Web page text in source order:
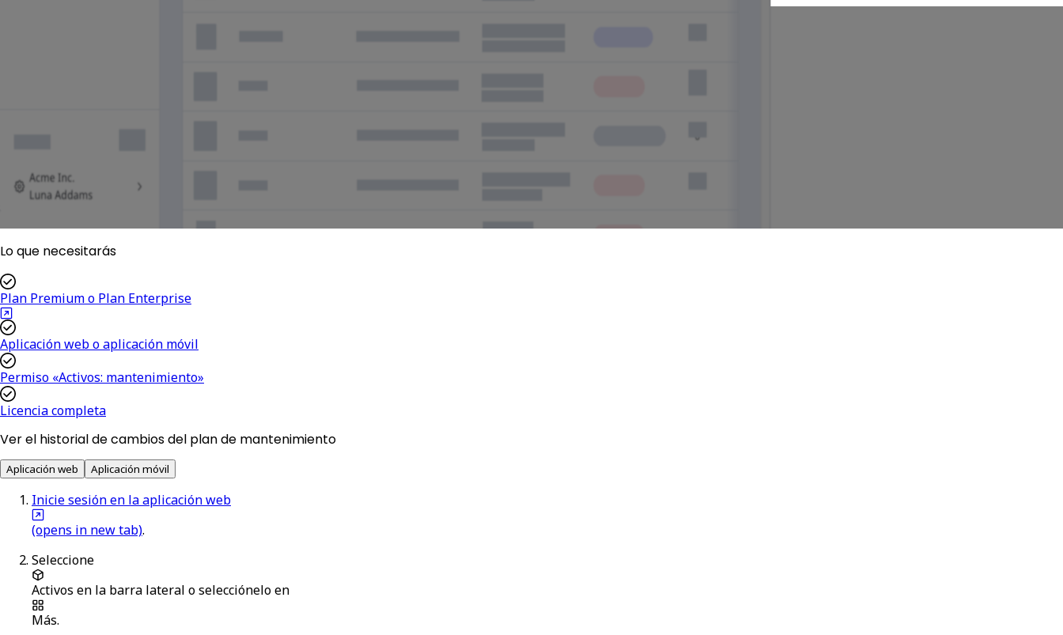
Lo que necesitarás
Plan Premium o Plan Enterprise
Aplicación web o aplicación móvil
Permiso «Activos: mantenimiento»
Licencia completa
Ver el historial de cambios del plan de mantenimiento
Aplicación web Aplicación móvil
Inicie sesión en la aplicación web
(opens in new tab).
Seleccione
Activos en la barra lateral o selecciónelo en
Más.